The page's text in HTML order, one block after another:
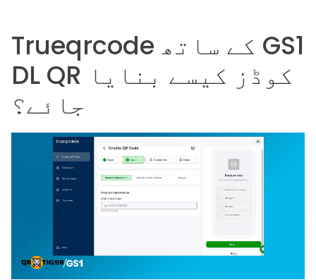
Trueqrcode کے ساتھ GS1
DL QR کوڈز کیسے بنایا
جائے؟